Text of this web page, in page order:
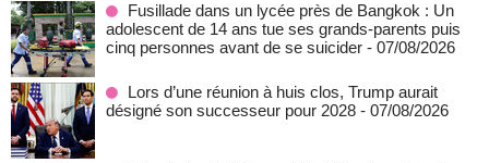
Fusillade dans un lycée près de Bangkok : Un
adolescent de 14 ans tue ses grands-parents puis
cinq personnes avant de se suicider - 07/08/2026
Lors d’une réunion à huis clos, Trump aurait
désigné son successeur pour 2028 - 07/08/2026